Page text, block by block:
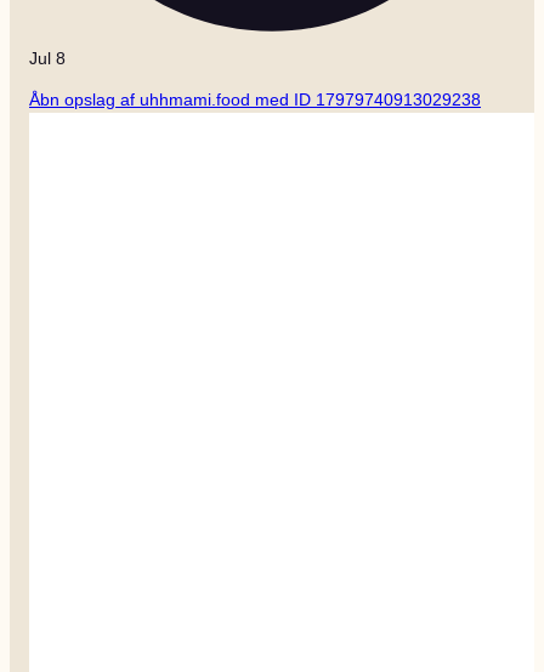
Jul 8
Åbn opslag af uhhmami.food med ID 17979740913029238